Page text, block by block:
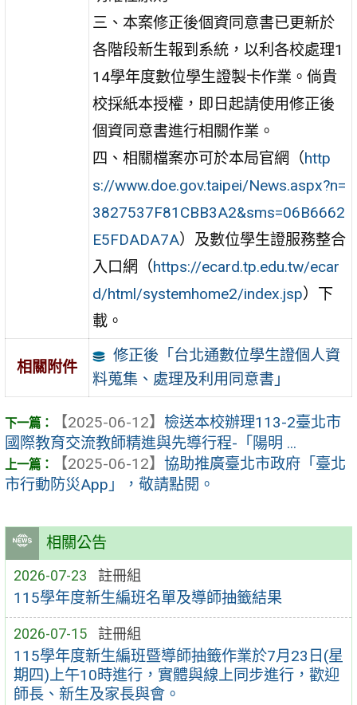
相關公告
2026-07-23 註冊組
115學年度新生編班名單及導師抽籤結果
2026-07-15 註冊組
115學年度新生編班暨導師抽籤作業於7月23日(星
期四)上午10時進行，實體與線上同步進行，歡迎
師長、新生及家長與會。
三、本案修正後個資同意書已更新於
各階段新生報到系統，以利各校處理1
14學年度數位學生證製卡作業。倘貴
校採紙本授權，即日起請使用修正後
個資同意書進行相關作業。
四、相關檔案亦可於本局官網（http
s://www.doe.gov.taipei/News.aspx?n=
3827537F81CBB3A2&sms=06B6662
E5FDADA7A）及數位學生證服務整合
入口網（https://ecard.tp.edu.tw/ecar
d/html/systemhome2/index.jsp）下
載。
相關附件
修正後「台北通數位學生證個人資
料蒐集、處理及利用同意書」
【2025-06-12】 檢送本校辦理113-2臺北市
國際教育交流教師精進與先導行程-「陽明 ...
【2025-06-12】 協助推廣臺北市政府「臺北
市行動防災App」，敬請點閱。